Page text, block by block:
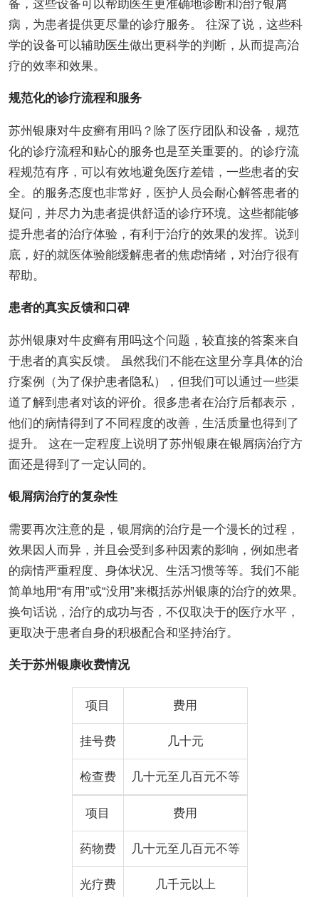
备，这些设备可以帮助医生更准确地诊断和治疗银屑
病，为患者提供更尽量的诊疗服务。 往深了说，这些科
学的设备可以辅助医生做出更科学的判断，从而提高治
疗的效率和效果。
规范化的诊疗流程和服务
苏州银康对牛皮癣有用吗？除了医疗团队和设备，规范
化的诊疗流程和贴心的服务也是至关重要的。的诊疗流
程规范有序，可以有效地避免医疗差错，一些患者的安
全。的服务态度也非常好，医护人员会耐心解答患者的
疑问，并尽力为患者提供舒适的诊疗环境。这些都能够
提升患者的治疗体验，有利于治疗的效果的发挥。说到
底，好的就医体验能缓解患者的焦虑情绪，对治疗很有
帮助。
患者的真实反馈和口碑
苏州银康对牛皮癣有用吗这个问题，较直接的答案来自
于患者的真实反馈。 虽然我们不能在这里分享具体的治
疗案例（为了保护患者隐私），但我们可以通过一些渠
道了解到患者对该的评价。很多患者在治疗后都表示，
他们的病情得到了不同程度的改善，生活质量也得到了
提升。 这在一定程度上说明了苏州银康在银屑病治疗方
面还是得到了一定认同的。
银屑病治疗的复杂性
需要再次注意的是，银屑病的治疗是一个漫长的过程，
效果因人而异，并且会受到多种因素的影响，例如患者
的病情严重程度、身体状况、生活习惯等等。我们不能
简单地用“有用”或“没用”来概括苏州银康的治疗的效果。
换句话说，治疗的成功与否，不仅取决于的医疗水平，
更取决于患者自身的积极配合和坚持治疗。
关于苏州银康收费情况
项目 费用
挂号费 几十元
检查费 几十元至几百元不等
项目 费用
药物费 几十元至几百元不等
光疗费 几千元以上